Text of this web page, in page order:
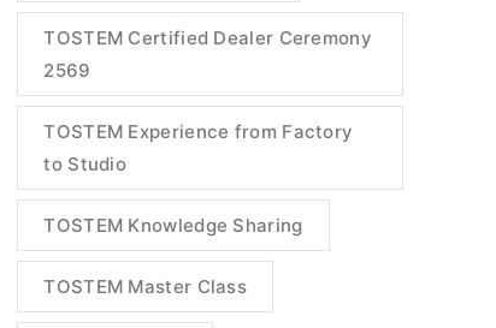
TOSTEM Certified Dealer Ceremony
2569
TOSTEM Experience from Factory
to Studio
TOSTEM Knowledge Sharing
TOSTEM Master Class